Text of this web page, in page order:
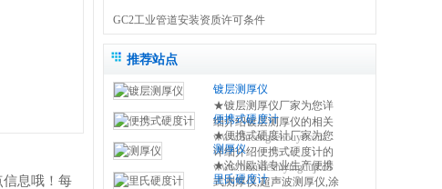
息哦！每
GC2工业管道安装资质许可条件
推荐站点
镀层测厚仪
★镀层测厚仪厂家为您详
细介绍镀层测厚仪的相关
知识,包括镀层测厚仪原理,
使用方法,使用注意事项,维
修保养等,使您更好的了解
www.ducengcehouyi.com
便携式硬度计
★便携式硬度计厂家为您
详细介绍便携式硬度计的
相关知识,包括便携式硬度
计原理,使用方法,使用注意
www.bianxieshiyingduji.com
测厚仪
★沧州欧谱专业生产便携
式测厚仪,超声波测厚仪,涂
里氏硬度计